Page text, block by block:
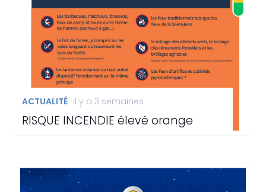
ACTUALITÉ il y a 3 semaines
RISQUE INCENDIE élevé orange